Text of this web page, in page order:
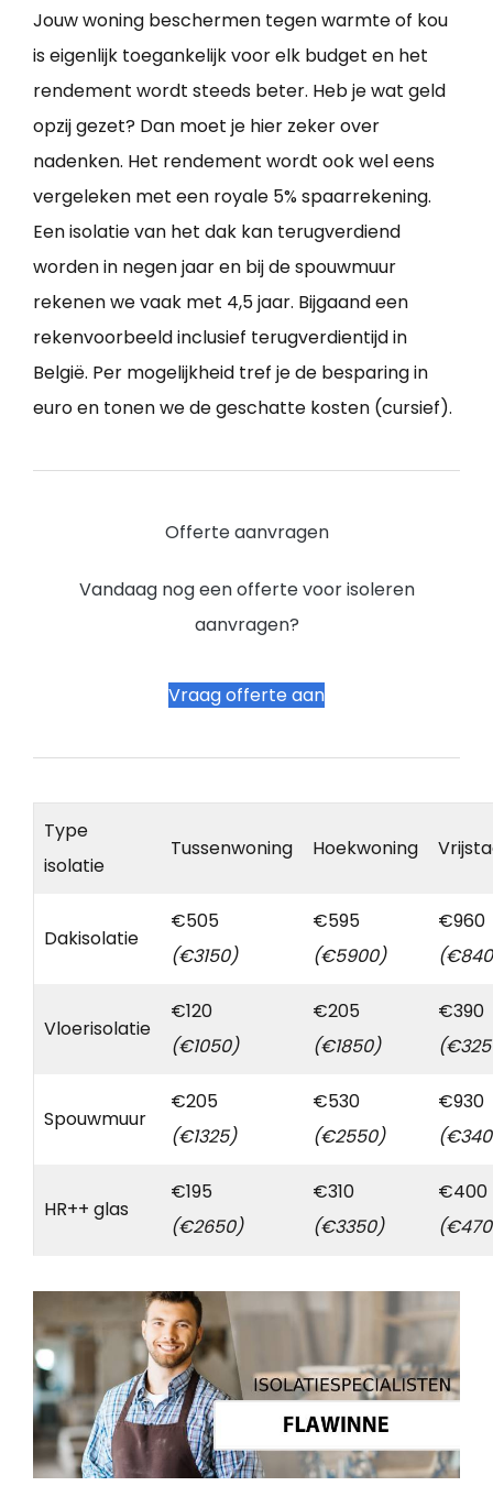
Jouw woning beschermen tegen warmte of kou
is eigenlijk toegankelijk voor elk budget en het
rendement wordt steeds beter. Heb je wat geld
opzij gezet? Dan moet je hier zeker over
nadenken. Het rendement wordt ook wel eens
vergeleken met een royale 5% spaarrekening.
Een isolatie van het dak kan terugverdiend
worden in negen jaar en bij de spouwmuur
rekenen we vaak met 4,5 jaar. Bijgaand een
rekenvoorbeeld inclusief terugverdientijd in
België. Per mogelijkheid tref je de besparing in
euro en tonen we de geschatte kosten (cursief).
Offerte aanvragen
Vandaag nog een offerte voor isoleren
aanvragen?
Vraag offerte aan
Type
isolatie
Tussenwoning Hoekwoning
Dakisolatie
€505
(€3150)
€595
(€5900)
€960
Vloerisolatie
€120
(€1050)
€205
(€1850)
€390
Spouwmuur
€205
(€1325)
€530
(€2550)
€930
HR++ glas
€195
(€2650)
€310
(€3350)
€400